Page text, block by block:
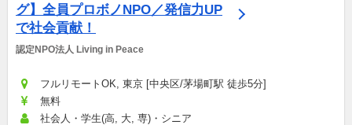
グ】全員プロボノNPO／発信力UP
で社会貢献！
認定NPO法人 Living in Peace
フルリモートOK, 東京 [中央区/茅場町駅 徒歩5分]
無料
社会人・学生(高, 大, 専)・シニア